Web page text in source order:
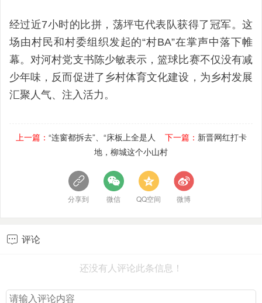
经过近7小时的比拼，荡坪屯代表队获得了冠军。这
场由村民和村委组织发起的“村BA”在掌声中落下帷
幕。对河村党支书陈少敏表示，篮球比赛不仅没有减
少年味，反而促进了乡村体育文化建设，为乡村发展
汇聚人气、注入活力。
上一篇： “连窗都拆去”、“床板上全是人 下一篇： 新晋网红打卡
地，柳城这个小山村
分享到 微信 QQ空间 微博
 评论
还没有人评论此条信息！